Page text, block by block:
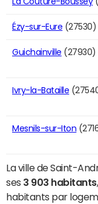
Ézy-sur-Eure (27530)
Guichainville (27930)
Ivry-la-Bataille
Mesnils-sur-Iton
La ville de Saint-
ses 3 903 habitants
habitants par